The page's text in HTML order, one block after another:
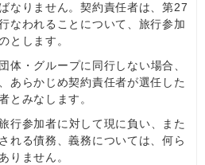
なりません。契約責任者は、第27
なわれることについて、旅行参加
とします。
体・グループに同行しない場合、
あらかじめ契約責任者が選任した
とみなします。
行参加者に対して現に負い、また
れる債務、義務については、何ら
りません。